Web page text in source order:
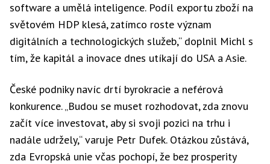
software a umělá inteligence. Podíl exportu zboží na
světovém HDP klesá, zatímco roste význam
digitálních a technologických služeb,“ doplnil Michl s
tím, že kapitál a inovace dnes utíkají do USA a Asie.
České podniky navíc drtí byrokracie a neférová
konkurence. „Budou se muset rozhodovat, zda znovu
začít více investovat, aby si svoji pozici na trhu i
nadále udržely,“ varuje Petr Dufek. Otázkou zůstává,
zda Evropská unie včas pochopí, že bez prosperity